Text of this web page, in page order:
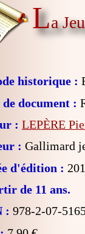
La
historique :
de document :
: LEPÈRE
: Gallimard
d'édition :
de 11 ans.
: 978-2-07-